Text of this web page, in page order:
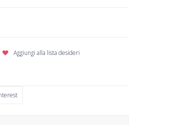
Aggiungi alla lista desideri